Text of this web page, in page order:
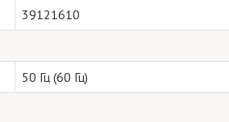
39121610
50 Гц (60 Гц)